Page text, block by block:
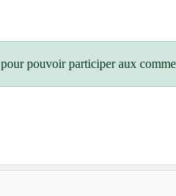
pour pouvoir participer aux